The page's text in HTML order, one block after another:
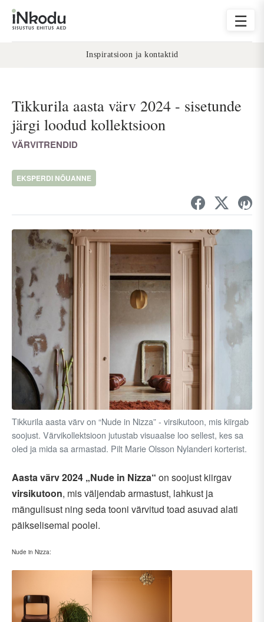
☰
Inspiratsioon ja kontaktid
Tikkurila aasta värv 2024 - sisetunde
järgi loodud kollektsioon
VÄRVITRENDID
EKSPERDI NÕUANNE
Tikkurila aasta värv on “Nude in Nizza” - virsikutoon, mis kiirgab
soojust. Värvikollektsioon jutustab visuaalse loo sellest, kes sa
oled ja mida sa armastad. Pilt Marie Olsson Nylanderi korterist.
Aasta värv 2024 „Nude in Nizza“ on soojust kiirgav
virsikutoon, mis väljendab armastust, lahkust ja
mängulisust ning seda tooni värvitud toad asuvad alati
päikselisemal poolel.
Nude in Nizza: